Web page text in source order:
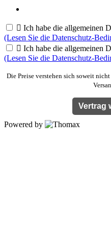
 Ich habe die allgemeinen
(Lesen Sie die Datenschutz-
 Ich habe die allgemeinen
(Lesen Sie die Datenschutz-
Die Preise verstehen sich soweit
Vertrag
Powered by